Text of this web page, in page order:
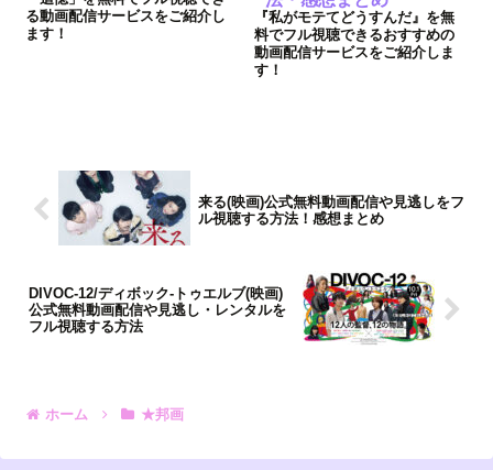
る動画配信サービスをご紹介し
ます！
『私がモテてどうすんだ』を無
料でフル視聴できるおすすめの
動画配信サービスをご紹介しま
す！
来る(映画)公式無料動画配信や見逃しをフ
ル視聴する方法！感想まとめ
DIVOC-12/ディボック‐トゥエルブ(映画)
公式無料動画配信や見逃し・レンタルを
フル視聴する方法
ホーム ★邦画